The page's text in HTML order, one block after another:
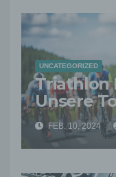
UNCATEGORIZED
Triathlon
Unsere
FEB. 10, 2024